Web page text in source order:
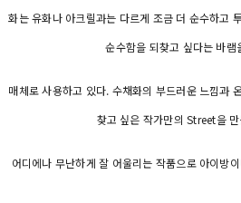
화는 유화나 아크릴과는 다르게 조금 더 순수하고
순수함을 되찾고 싶다는 바램
매체로 사용하고 있다. 수채화의 부드러운 느낌과
찾고 싶은 작가만의 Street을
어디에나 무난하게 잘 어울리는 작품으로 아이방